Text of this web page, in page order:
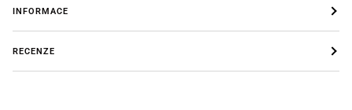
INFORMACE
RECENZE